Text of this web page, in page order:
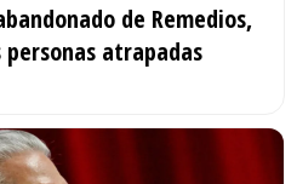
de Remedios,
atrapadas